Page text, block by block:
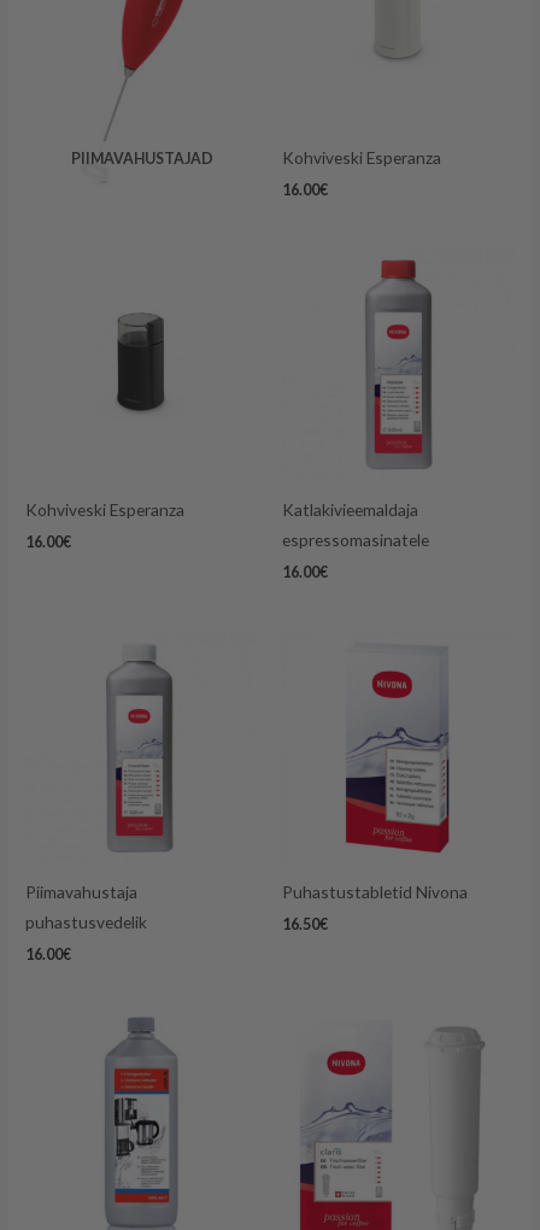
PIIMAVAHUSTAJAD Kohviveski Esperanza
16.00€
Kohviveski Esperanza
16.00€
Katlakivieemaldaja
espressomasinatele
16.00€
Piimavahustaja
puhastusvedelik
16.00€
Puhastustabletid Nivona
16.50€